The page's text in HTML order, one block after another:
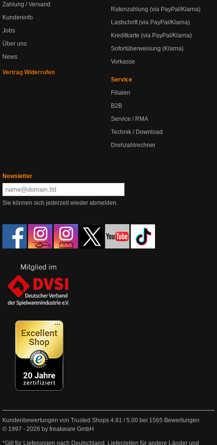
Zahlung / Versand
Kundeninfo
Jobs
Über uns
News
Vertrag Widerrufen
Ratenzahlung (via PayPal/Klarna)
Lastschrift (via PayPal/Klarna)
Kreditkarte (via PayPal/Klarna)
Sofortüberweisung (Klarna)
Vorkasse
Service
Filialen
B2B
Service / RMA
Technik / Download
Drehzahlrechner
Newsletter
Sie können sich jederzeit wieder abmelden.
Kundenbewertungen von Trusted Shops 4.81 /5.00 bei 1565 Bewertungen
© 1997 - 2026 by freakware GmbH
*Gilt für Lieferungen nach Deutschland. Lieferzeiten für andere Länder und